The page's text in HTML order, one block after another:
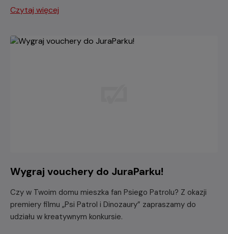
Czytaj więcej
Wygraj vouchery do JuraParku!
Czy w Twoim domu mieszka fan Psiego Patrolu? Z okazji
premiery filmu „Psi Patrol i Dinozaury” zapraszamy do
udziału w kreatywnym konkursie.